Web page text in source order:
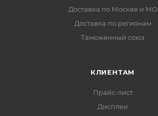
Доставка по Москве и МО
Доставка по регионам
Таможенный союз
КЛИЕНТАМ
Прайс-лист
Дисплеи